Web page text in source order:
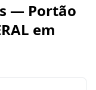
— Portão
em